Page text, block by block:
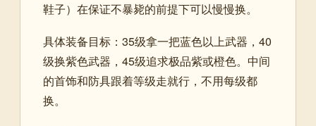
鞋子）在保证不暴毙的前提下可以慢慢换。
具体装备目标：35级拿一把蓝色以上武器，40
级换紫色武器，45级追求极品紫或橙色。中间
的首饰和防具跟着等级走就行，不用每级都
换。